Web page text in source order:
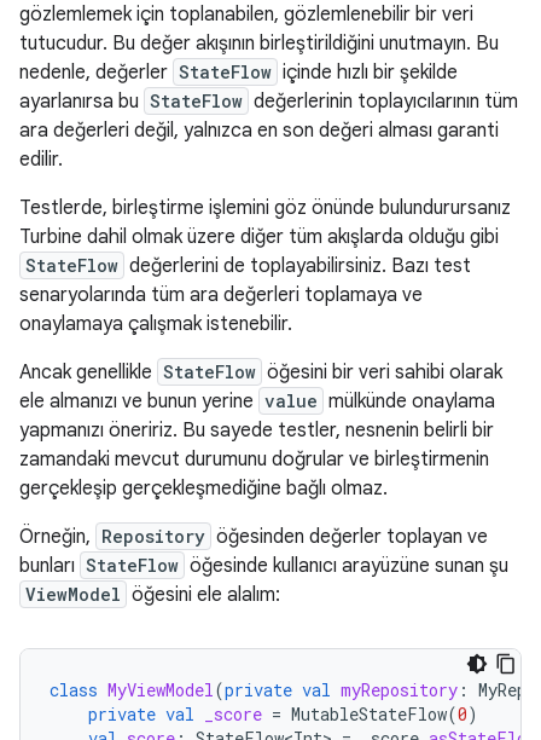
gözlemlemek için toplanabilen, gözlemlenebilir bir veri
tutucudur. Bu değer akışının birleştirildiğini unutmayın. Bu
nedenle, değerler StateFlow içinde hızlı bir şekilde
ayarlanırsa bu StateFlow değerlerinin toplayıcılarının tüm
ara değerleri değil, yalnızca en son değeri alması garanti
edilir.
Testlerde, birleştirme işlemini göz önünde bulundurursanız
Turbine dahil olmak üzere diğer tüm akışlarda olduğu gibi
StateFlow değerlerini de toplayabilirsiniz. Bazı test
senaryolarında tüm ara değerleri toplamaya ve
onaylamaya çalışmak istenebilir.
Ancak genellikle StateFlow öğesini bir veri sahibi olarak
ele almanızı ve bunun yerine value mülkünde onaylama
yapmanızı öneririz. Bu sayede testler, nesnenin belirli bir
zamandaki mevcut durumunu doğrular ve birleştirmenin
gerçekleşip gerçekleşmediğine bağlı olmaz.
Örneğin, Repository öğesinden değerler toplayan ve
bunları StateFlow öğesinde kullanıcı arayüzüne sunan şu
ViewModel öğesini ele alalım:
class MyViewModel(private val myRepository :
private val _score = MutableStateFlow(0)